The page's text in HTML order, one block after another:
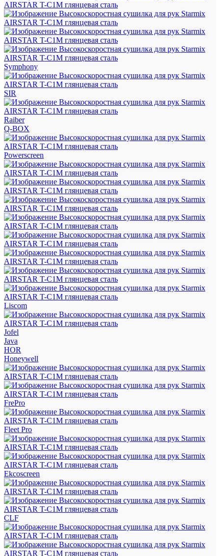
Symphony
SIR
Raiber
Q-BOX
Powerscreen
Liscom
Jofel
Java
HOR
Honeywell
FrePro
Fleet Pro
Ekcoscreen
CLF